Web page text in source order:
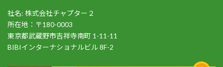
社名: 株式会社チャプター２
所在地：〒180-0003
東京都武蔵野市吉祥寺南町 1-11-11
BIBIインターナショナルビル 8F-2